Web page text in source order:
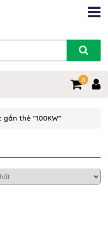
0
thẻ “100KW”